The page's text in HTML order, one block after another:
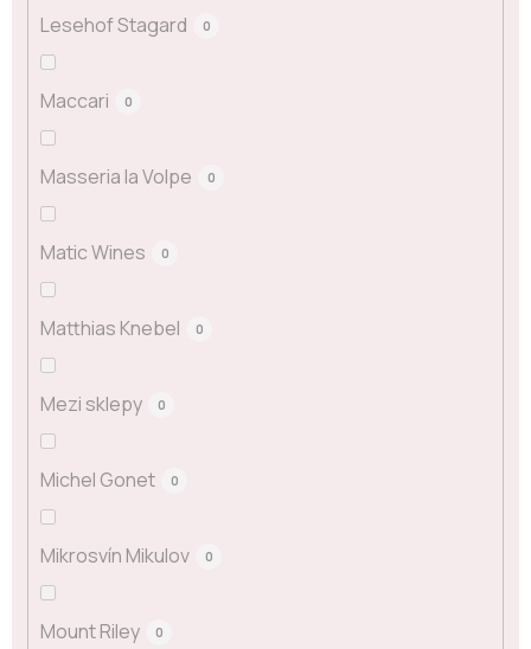
Lesehof Stagard 0
Maccari 0
Masseria la Volpe 0
Matic Wines 0
Matthias Knebel 0
Mezi sklepy 0
Michel Gonet 0
Mikrosvín Mikulov 0
Mount Riley 0